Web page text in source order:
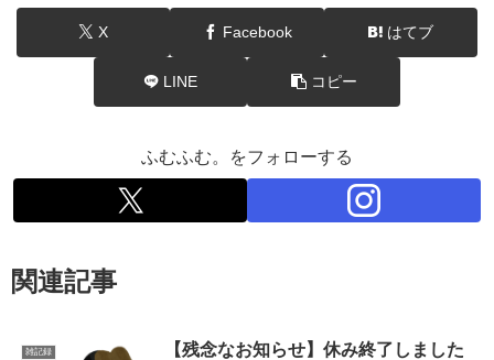
X Facebook はてブ
LINE コピー
ふむふむ。をフォローする
関連記事
雑記録
【残念なお知らせ】休み終了しました